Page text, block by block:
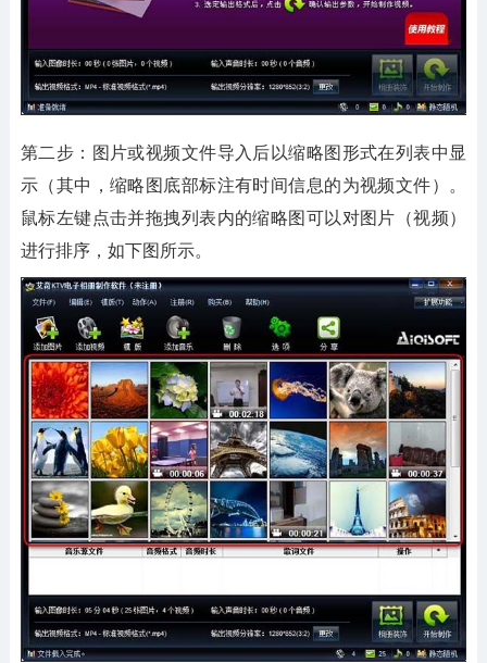
第二步：图片或视频文件导入后以缩略图形式在列表中显
示（其中，缩略图底部标注有时间信息的为视频文件）。
鼠标左键点击并拖拽列表内的缩略图可以对图片（视频）
进行排序，如下图所示。